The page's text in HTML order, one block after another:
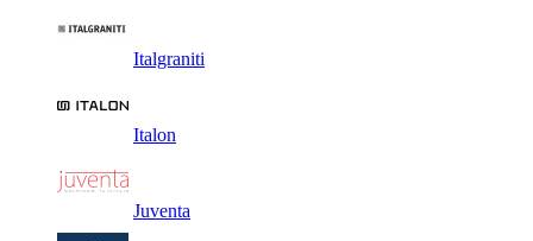
Italgraniti
Italon
Juventa